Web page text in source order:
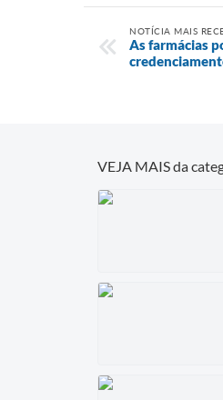
NOTÍCIA MAIS
As farmácias
VEJA MAIS da